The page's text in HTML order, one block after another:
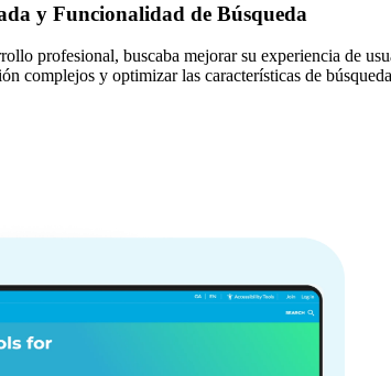
y Funcionalidad de Búsqueda
profesional, buscaba mejorar su experiencia de
complejos y optimizar las características de